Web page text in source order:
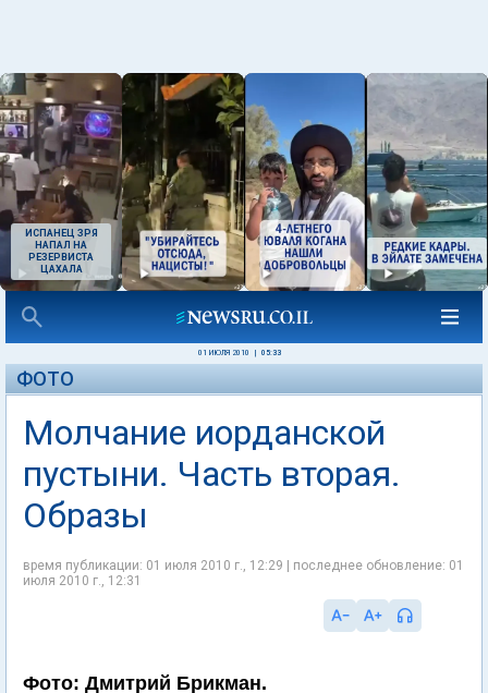
ИСПАНЕЦ ЗРЯ
НАПАЛ НА
РЕЗЕРВИСТА
ЦАХАЛА
01 ИЮЛЯ 2010 05:33
ФОТО
Молчание иорданской
пустыни. Часть вторая.
Образы
время публикации: 01 июля 2010 г., 12:29 | последнее обновление: 01
июля 2010 г., 12:31
Фото: Дмитрий Брикман.